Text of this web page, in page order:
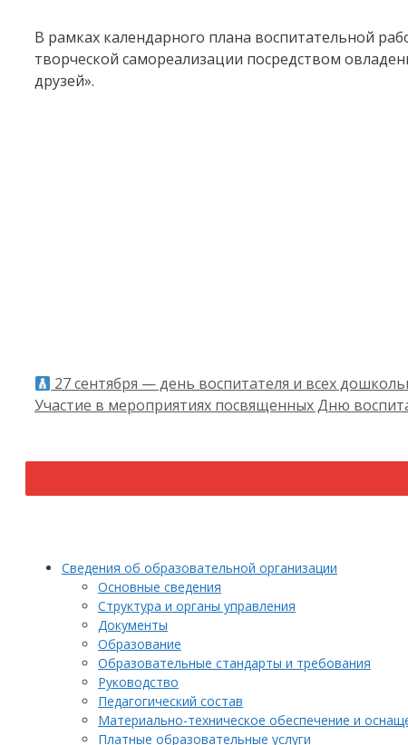
В рамках календарного плана воспитательной
творческой самореализации посредством
друзей».
27 сентября — день воспитателя и всех
Участие в мероприятиях посвященных Дню
Сведения об образовательной организации
Основные сведения
Структура и органы управления
Документы
Образование
Образовательные стандарты и требования
Руководство
Педагогический состав
Материально-техническое обеспечение и
Платные образовательные услуги